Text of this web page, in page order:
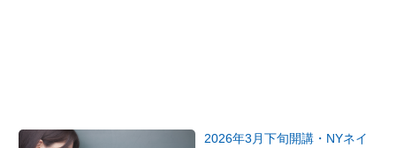
2026年3月下旬開講・NYネイ